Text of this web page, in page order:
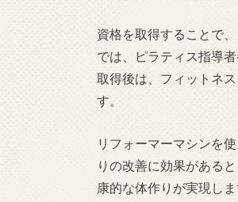
資格を取得することで
では、ピラティス指導
取得後は、フィットネ
す。
リフォーマーマシンを
りの改善に効果がある
康的な体作りが実現しま